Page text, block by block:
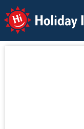
Holiday Info